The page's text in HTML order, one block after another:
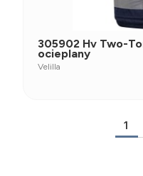
305902 Hv Two-
ocieplany
Velilla
1